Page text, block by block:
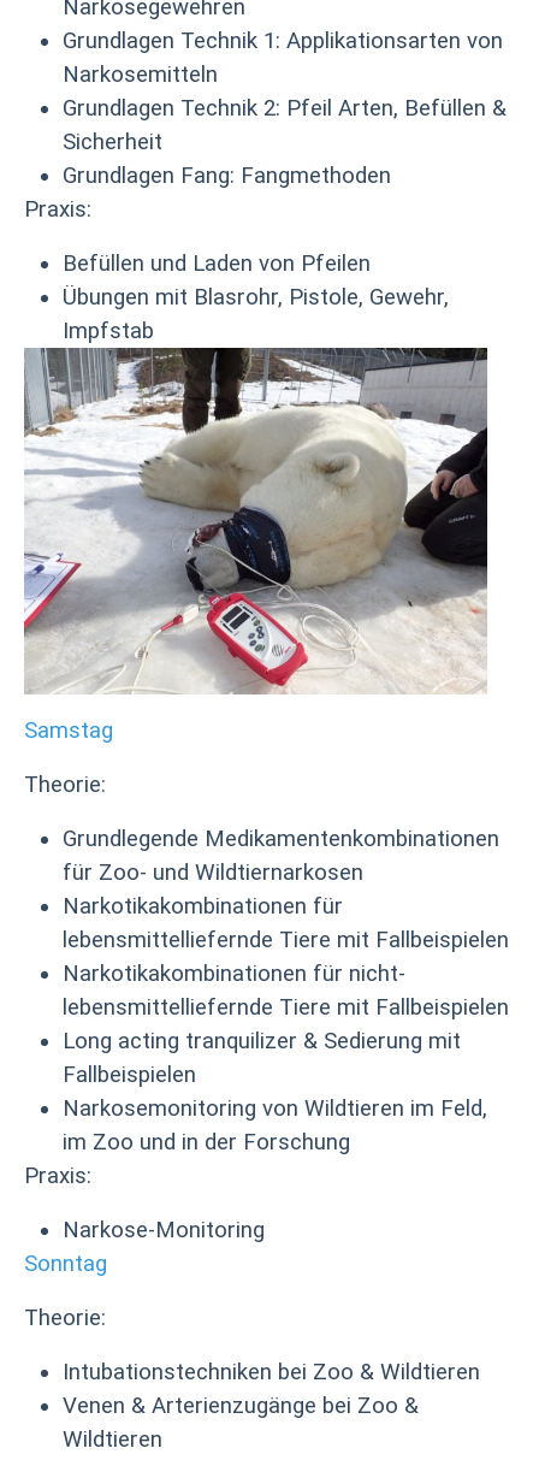
Narkosegewehren
Grundlagen Technik 1: Applikationsarten von
Narkosemitteln
Grundlagen Technik 2: Pfeil Arten, Befüllen &
Sicherheit
Grundlagen Fang: Fangmethoden
Praxis:
Befüllen und Laden von Pfeilen
Übungen mit Blasrohr, Pistole, Gewehr,
Impfstab
Samstag
Theorie:
Grundlegende Medikamentenkombinationen
für Zoo- und Wildtiernarkosen
Narkotikakombinationen für
lebensmittelliefernde Tiere mit Fallbeispielen
Narkotikakombinationen für nicht-
lebensmittelliefernde Tiere mit Fallbeispielen
Long acting tranquilizer & Sedierung mit
Fallbeispielen
Narkosemonitoring von Wildtieren im Feld,
im Zoo und in der Forschung
Praxis:
Narkose-Monitoring
Sonntag
Theorie:
Intubationstechniken bei Zoo & Wildtieren
Venen & Arterienzugänge bei Zoo &
Wildtieren